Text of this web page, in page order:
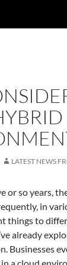
LATEST NEWS
or so years,
in
things to
already
Businesses